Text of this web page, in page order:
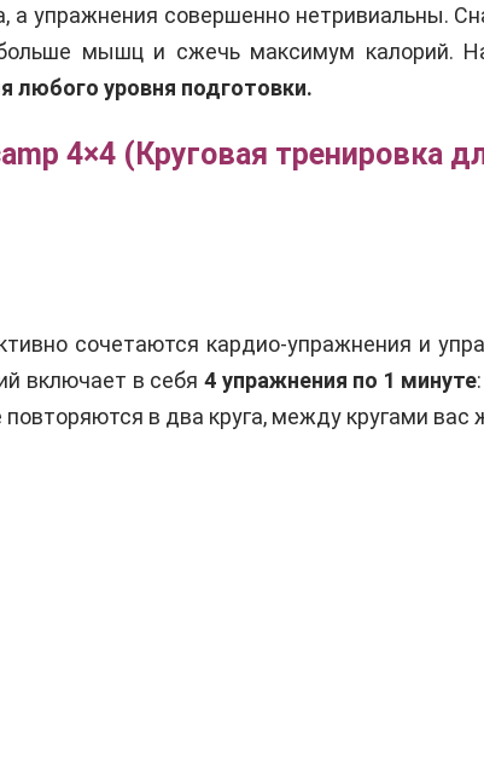
а упражнения совершенно нетривиальны.
мышц и сжечь максимум калорий.
любого уровня подготовки.
4×4 (Круговая тренировка
сочетаются кардио-упражнения и
включает в себя 4 упражнения по 1 минуте
в два круга, между кругами